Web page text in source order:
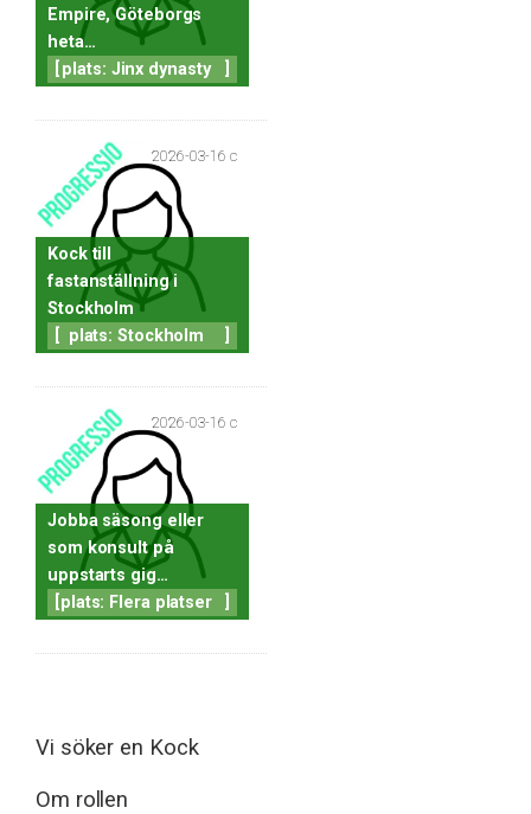
Empire, Göteborgs
heta…
plats: Jinx dynasty
2026-03-16 c
Kock till
fastanställning i
Stockholm
plats: Stockholm
2026-03-16 c
Jobba säsong eller
som konsult på
uppstarts gig…
plats: Flera platser
Vi söker en Kock
Om rollen